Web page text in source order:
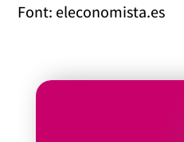
Font: eleconomista.es